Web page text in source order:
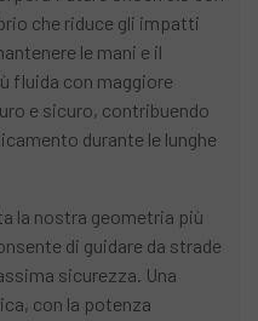
che riduce gli impatti
le mani e il
fluida con maggiore
e sicuro, contribuendo
durante le lunghe
la nostra geometria più
di guidare da strade
sicurezza. Una
con la potenza